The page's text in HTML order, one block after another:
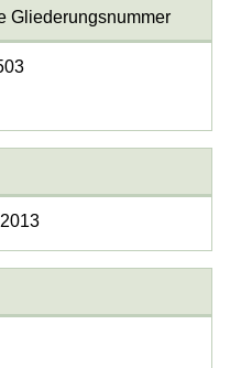
Gliederungsnummer